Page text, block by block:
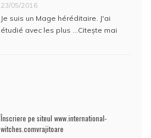
23/05/2016
Je suis un Mage héréditaire. J'ai
étudié avec les plus … Citește mai
Înscriere pe siteul www.international-
witches.comvrajitoare